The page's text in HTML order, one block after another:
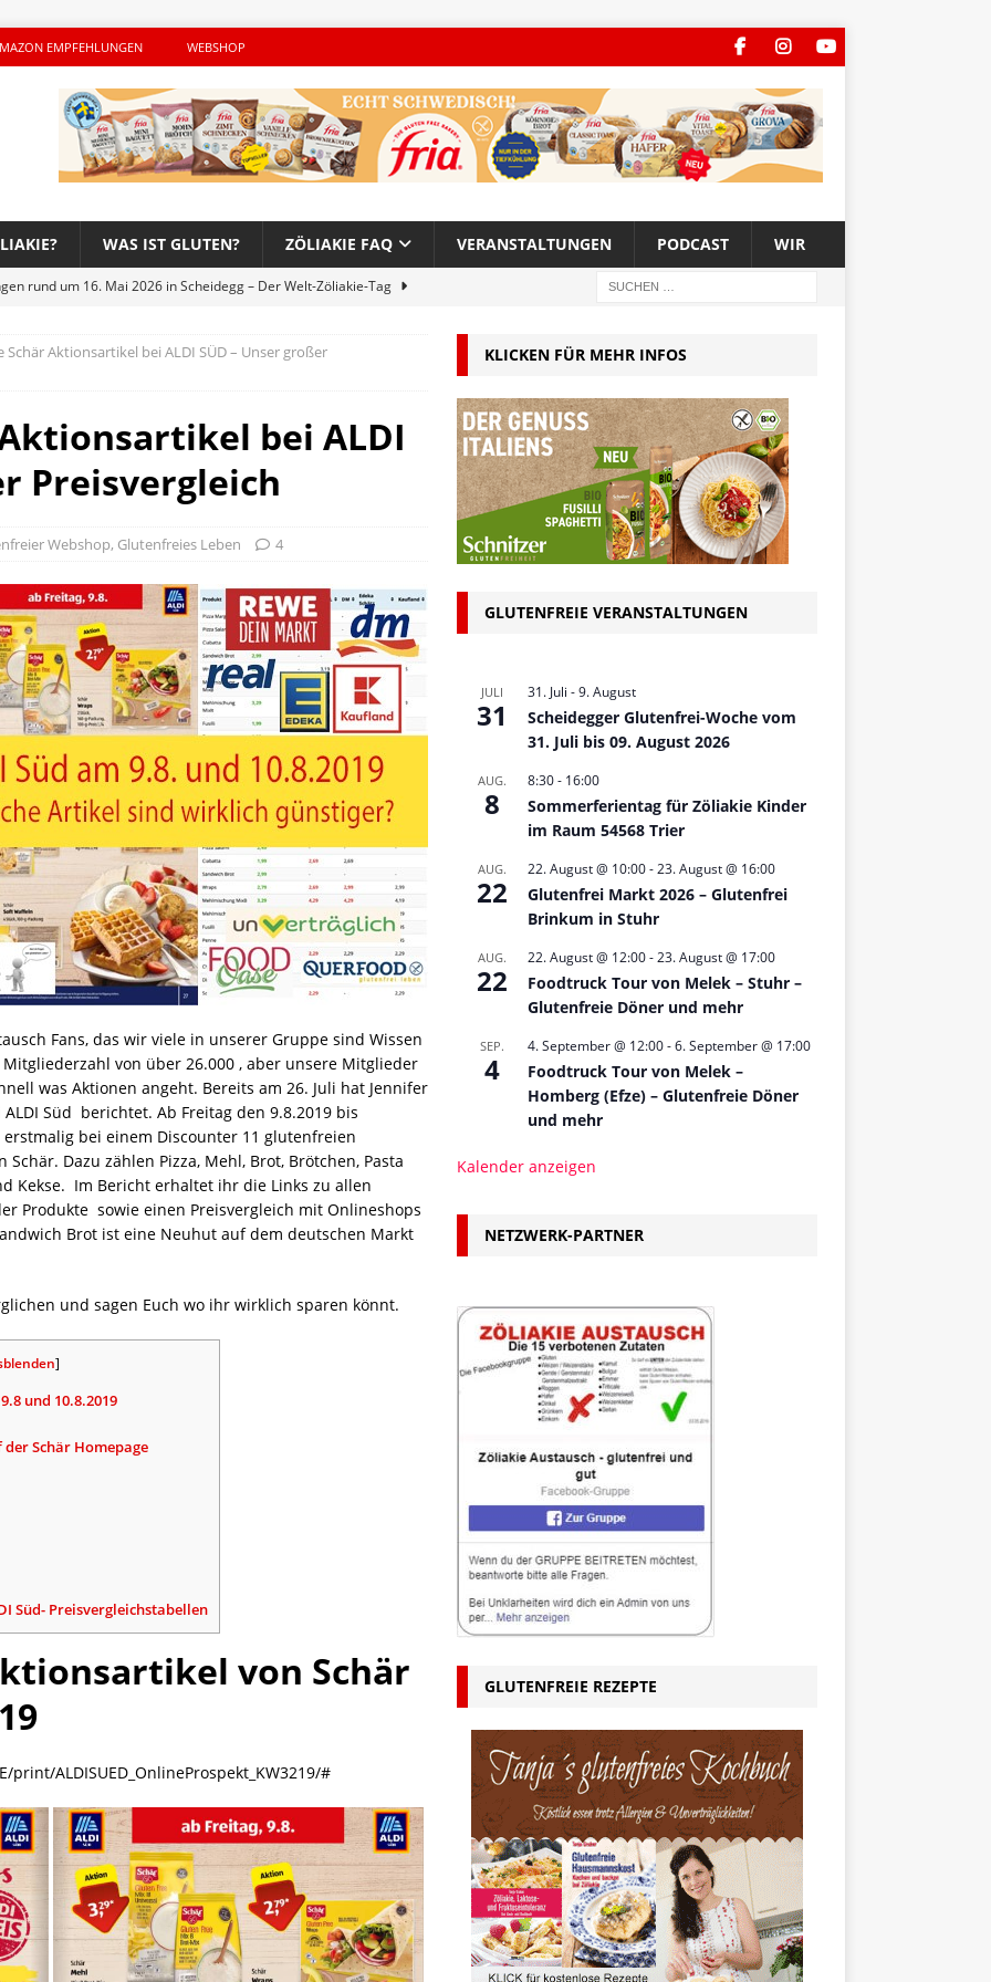
EMPFEHLUNGEN WEBSHOP
WAS IST GLUTEN? ZÖLIAKIE FAQ VERANSTALTUNGEN PODCAST WIR
rund um 16. Mai 2026 in Scheidegg – Der Welt-Zöliakie-Tag
Woche bei Hans im Glück – Es geht auch 2026 weiter!
– Der unerwünschte Gast von Hendrikje Balsmeyer
glutenfrei – Das Familienbackbuch für Groß und Klein
Schär Aktionsartikel bei ALDI SÜD – Unser großer
bei ALDI
Preisvergleich
Webshop, Glutenfreies Leben 4
Fans, das wir viele in unserer Gruppe sind Wissen
von über 26.000 , aber unsere Mitglieder
was Aktionen angeht. Bereits am 26. Juli hat Jennifer
Süd berichtet. Ab Freitag den 9.8.2019 bis
erstmalig bei einem Discounter 11 glutenfreien
Schär. Dazu zählen Pizza, Mehl, Brot, Brötchen, Pasta
Kekse. Im Bericht erhaltet ihr die Links zu allen
Produkte sowie einen Preisvergleich mit Onlineshops
Brot ist eine Neuhut auf dem deutschen Markt
und sagen Euch wo ihr wirklich sparen könnt.
]
und 10.8.2019
Schär Homepage
Süd- Preisvergleichstabellen
von Schär
ALDISUED_OnlineProspekt_KW3219/#
KLICKEN FÜR MEHR INFOS
GLUTENFREIE VERANSTALTUNGEN
JULI
31
31. Juli -9. August
Scheidegger Glutenfrei-Woche vom
31. Juli bis 09. August 2026
AUG.
8
8:30- 16:00
Sommerferientag für Zöliakie Kinder
im Raum 54568 Trier
AUG.
22
22. August @ 10:00-23. August @ 16:00
Glutenfrei Markt 2026 – Glutenfrei
Brinkum in Stuhr
AUG.
22
22. August @ 12:00-23. August @ 17:00
Foodtruck Tour von Melek – Stuhr –
Glutenfreie Döner und mehr
SEP.
4
4. September @ 12:00-6. September @ 17:00
Foodtruck Tour von Melek –
Homberg (Efze) – Glutenfreie Döner
und mehr
Kalender anzeigen
NETZWERK-PARTNER
GLUTENFREIE REZEPTE